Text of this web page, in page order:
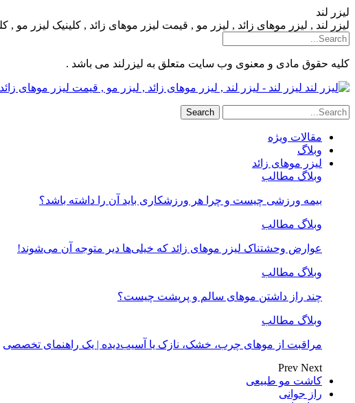
لیزر لند
لیزر لند , لیزر موهای زائد , لیزر مو , قیمت لیزر موهای زائد , کلینیک لیزر مو
کلیه حقوق مادی و معنوی وب سایت متعلق به لیزرلند می باشد .
لیزر لند - لیزر لند , لیزر موهای زائد , لیزر مو , قیمت لیزر موهای
مقالات ویژه
وبلاگ
لیزر موهای زائد
وبلاگ مطالب
بیمه ورزشی چیست و چرا هر ورزشکاری باید آن را داشته باشد؟
وبلاگ مطالب
عوارض وحشتناک لیزر موهای زائد که خیلی‌ها دیر متوجه آن می‌شوند!
وبلاگ مطالب
چند راز داشتن موهای سالم و پرپشت چیست؟
وبلاگ مطالب
مراقبت از موهای چرب، خشک، نازک یا آسیب‌دیده | یک راهنمای تخصصی
Prev Next
کاشت مو طبیعی
راز جوانی